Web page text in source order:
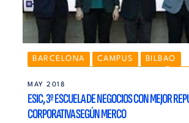
BARCELONA CAMPUS
BILBAO
GALICIA
MÁLAGA
NAVARRA
MÁSTERES
RANKINGS Y RECONOCIMIENTOS
MAY 2018
ESIC, 3º ESCUELA DE NEGOCIOS CON MEJOR
CORPORATIVA SEGÚN MERCO